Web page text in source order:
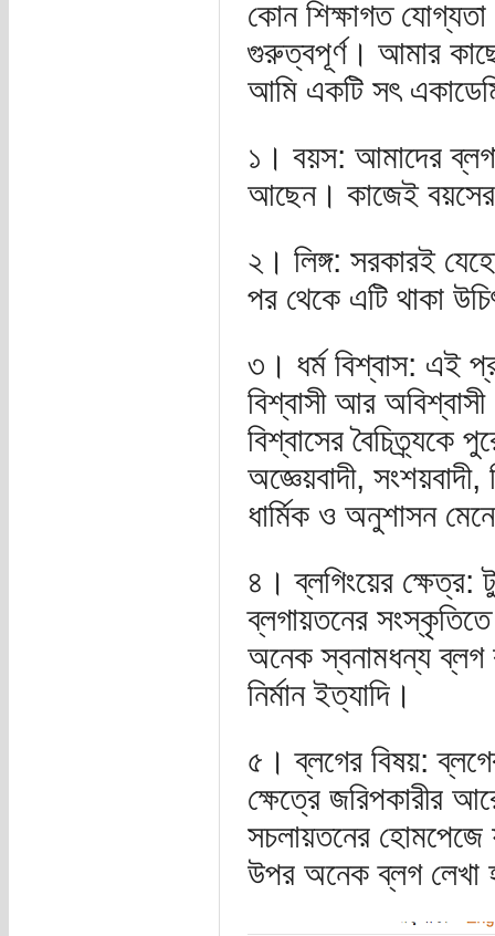
কোন শিক্ষাগত
গুরুত্বপূর্ণ। আমার
আমি একটি সৎ
১। বয়স: আমাদের
আছেন। কাজেই
২। লিঙ্গ: সরকারই
পর থেকে এটি থাকা
৩। ধর্ম বিশ্বাস: এই
বিশ্বাসী আর
বিশ্বাসের
অজ্ঞেয়বাদী,
ধার্মিক ও অনুশাসন
৪। ব্লগিংয়ের ক্ষেত্র:
ব্লগায়তনের সংস্কৃতিতে
অনেক স্বনামধন্য ব্লগ
নির্মান ইত্যাদি।
৫। ব্লগের বিষয়:
ক্ষেত্রে জরিপকারীর
সচলায়তনের হোমপেজে
উপর অনেক ব্লগ লেখা